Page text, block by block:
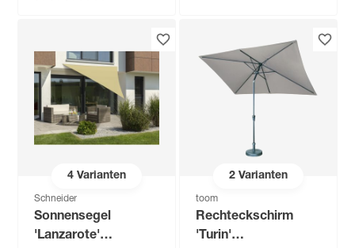
4Varianten
Schneider
Sonnensegel
'Lanzarote'
2Varianten
toom
Rechteckschirm
'Turin'